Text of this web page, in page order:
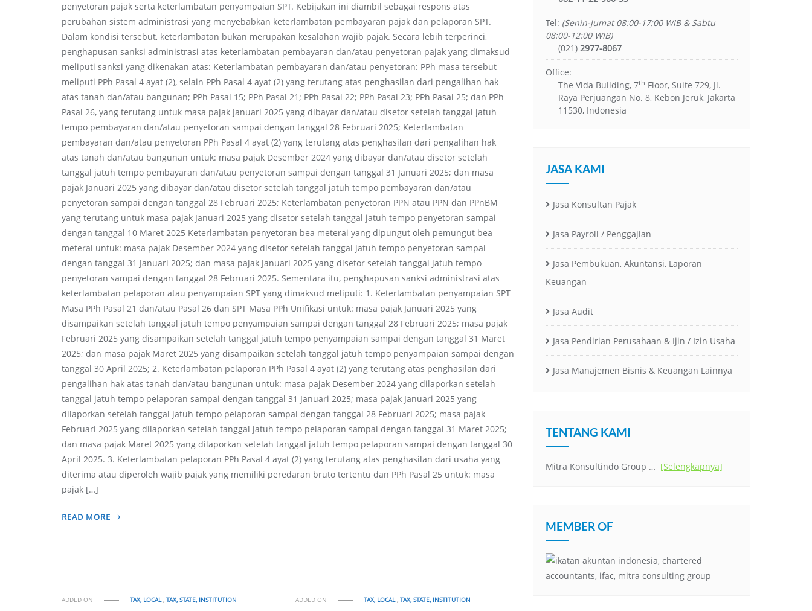
penyetoran pajak serta keterlambatan penyampaian SPT. Kebijakan ini diambil sebagai respons atas
perubahan sistem administrasi yang menyebabkan keterlambatan pembayaran pajak dan pelaporan SPT.
Dalam kondisi tersebut, keterlambatan bukan merupakan kesalahan wajib pajak. Secara lebih terperinci,
penghapusan sanksi administrasi atas keterlambatan pembayaran dan/atau penyetoran pajak yang dimaksud
meliputi sanksi yang dikenakan atas: Keterlambatan pembayaran dan/atau penyetoran: PPh masa tersebut
meliputi PPh Pasal 4 ayat (2), selain PPh Pasal 4 ayat (2) yang terutang atas penghasilan dari pengalihan hak
atas tanah dan/atau bangunan; PPh Pasal 15; PPh Pasal 21; PPh Pasal 22; PPh Pasal 23; PPh Pasal 25; dan PPh
Pasal 26, yang terutang untuk masa pajak Januari 2025 yang dibayar dan/atau disetor setelah tanggal jatuh
tempo pembayaran dan/atau penyetoran sampai dengan tanggal 28 Februari 2025; Keterlambatan
pembayaran dan/atau penyetoran PPh Pasal 4 ayat (2) yang terutang atas penghasilan dari pengalihan hak
atas tanah dan/atau bangunan untuk: masa pajak Desember 2024 yang dibayar dan/atau disetor setelah
tanggal jatuh tempo pembayaran dan/atau penyetoran sampai dengan tanggal 31 Januari 2025; dan masa
pajak Januari 2025 yang dibayar dan/atau disetor setelah tanggal jatuh tempo pembayaran dan/atau
penyetoran sampai dengan tanggal 28 Februari 2025; Keterlambatan penyetoran PPN atau PPN dan PPnBM
yang terutang untuk masa pajak Januari 2025 yang disetor setelah tanggal jatuh tempo penyetoran sampai
dengan tanggal 10 Maret 2025 Keterlambatan penyetoran bea meterai yang dipungut oleh pemungut bea
meterai untuk: masa pajak Desember 2024 yang disetor setelah tanggal jatuh tempo penyetoran sampai
dengan tanggal 31 Januari 2025; dan masa pajak Januari 2025 yang disetor setelah tanggal jatuh tempo
penyetoran sampai dengan tanggal 28 Februari 2025. Sementara itu, penghapusan sanksi administrasi atas
keterlambatan pelaporan atau penyampaian SPT yang dimaksud meliputi: 1. Keterlambatan penyampaian SPT
Masa PPh Pasal 21 dan/atau Pasal 26 dan SPT Masa PPh Unifikasi untuk: masa pajak Januari 2025 yang
disampaikan setelah tanggal jatuh tempo penyampaian sampai dengan tanggal 28 Februari 2025; masa pajak
Februari 2025 yang disampaikan setelah tanggal jatuh tempo penyampaian sampai dengan tanggal 31 Maret
2025; dan masa pajak Maret 2025 yang disampaikan setelah tanggal jatuh tempo penyampaian sampai dengan
tanggal 30 April 2025; 2. Keterlambatan pelaporan PPh Pasal 4 ayat (2) yang terutang atas penghasilan dari
pengalihan hak atas tanah dan/atau bangunan untuk: masa pajak Desember 2024 yang dilaporkan setelah
tanggal jatuh tempo pelaporan sampai dengan tanggal 31 Januari 2025; masa pajak Januari 2025 yang
dilaporkan setelah tanggal jatuh tempo pelaporan sampai dengan tanggal 28 Februari 2025; masa pajak
Februari 2025 yang dilaporkan setelah tanggal jatuh tempo pelaporan sampai dengan tanggal 31 Maret 2025;
dan masa pajak Maret 2025 yang dilaporkan setelah tanggal jatuh tempo pelaporan sampai dengan tanggal 30
April 2025. 3. Keterlambatan pelaporan PPh Pasal 4 ayat (2) yang terutang atas penghasilan dari usaha yang
diterima atau diperoleh wajib pajak yang memiliki peredaran bruto tertentu dan PPh Pasal 25 untuk: masa
pajak […]
READ MORE
ADDED ON TAX, LOCAL,TAX, STATE, INSTITUTION ADDED ON TAX, LOCAL, TAX, STATE, INSTITUTION
Tel: (Senin-Jumat 08:00-17:00 WIB & Sabtu
08:00-12:00 WIB)
(021) 2977-8067
Office:
The Vida Building, 7th Floor, Suite 729, Jl.
Raya Perjuangan No. 8, Kebon Jeruk, Jakarta
11530, Indonesia
JASA KAMI
Jasa Konsultan Pajak
Jasa Payroll / Penggajian
Jasa Pembukuan, Akuntansi, Laporan
Keuangan
Jasa Audit
Jasa Pendirian Perusahaan & Ijin / Izin Usaha
Jasa Manajemen Bisnis & Keuangan Lainnya
TENTANG KAMI
Mitra Konsultindo Group … [Selengkapnya]
MEMBER OF